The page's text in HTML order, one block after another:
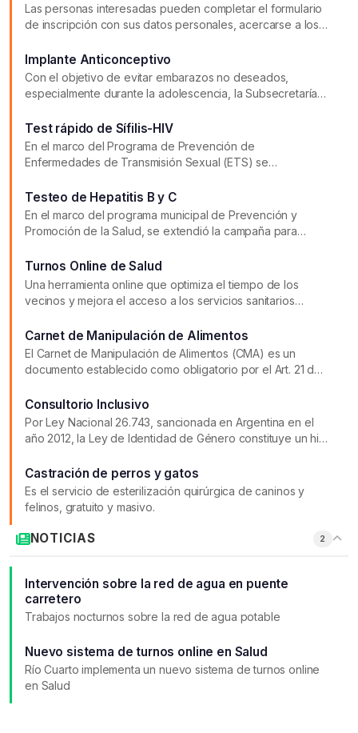
Las personas interesadas pueden completar el formulario
de inscripción con sus datos personales, acercarse a los
su ginecólogo/a de confianza.
Implante Anticonceptivo
Con el objetivo de evitar embarazos no deseados,
especialmente durante la adolescencia, la Subsecretaría
ciudadanía el implante subdérmico.
Test rápido de Sífilis-HIV
En el marco del Programa de Prevención de
Enfermedades de Transmisión Sexual (ETS) se
confidenciales de HIV y Sífilis.
Testeo de Hepatitis B y C
En el marco del programa municipal de Prevención y
Promoción de la Salud, se extendió la campaña para
testeos de manera regular.
Turnos Online de Salud
Una herramienta online que optimiza el tiempo de los
vecinos y mejora el acceso a los servicios sanitarios
Carnet de Manipulación de Alimentos
El Carnet de Manipulación de Alimentos (CMA) es un
documento establecido como obligatorio por el Art. 21 del
que desarrollan tareas de manipulación de alimentos.
Consultorio Inclusivo
Por Ley Nacional 26.743, sancionada en Argentina en el
año 2012, la Ley de Identidad de Género constituye un hito
desjudicialización y despatologización de las identidades
trans y en una bisagra para visibilizar a las niñeces y a las
adolescencias trans, travestis y no binaries.
Castración de perros y gatos
Es el servicio de esterilización quirúrgica de caninos y
felinos, gratuito y masivo.
NOTICIAS 2
Intervención sobre la red de agua en puente
carretero
Trabajos nocturnos sobre la red de agua potable
Nuevo sistema de turnos online en Salud
Río Cuarto implementa un nuevo sistema de turnos online
en Salud